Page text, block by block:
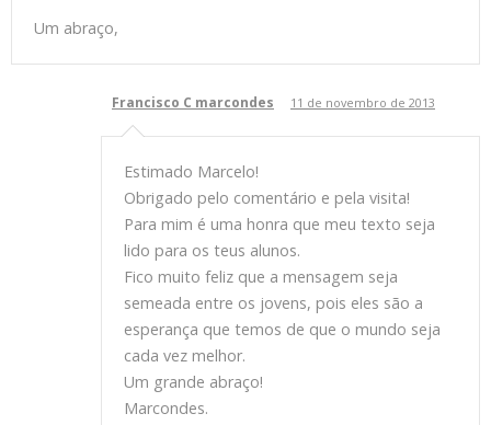
Um abraço,
Francisco C marcondes 11 de novembro de 2013
Estimado Marcelo!
Obrigado pelo comentário e pela visita!
Para mim é uma honra que meu texto seja
lido para os teus alunos.
Fico muito feliz que a mensagem seja
semeada entre os jovens, pois eles são a
esperança que temos de que o mundo seja
cada vez melhor.
Um grande abraço!
Marcondes.